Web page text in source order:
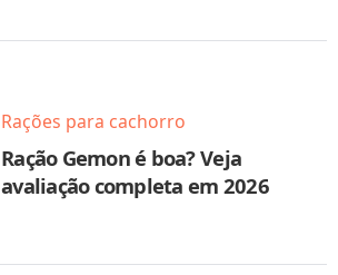
Rações para cachorro
Ração Gemon é boa? Veja
avaliação completa em 2026